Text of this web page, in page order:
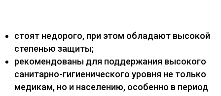
стоят недорого, при этом обладают высокой
степенью защиты;
рекомендованы для поддержания высокого
санитарно-гигиенического уровня не только
медикам, но и населению, особенно в период